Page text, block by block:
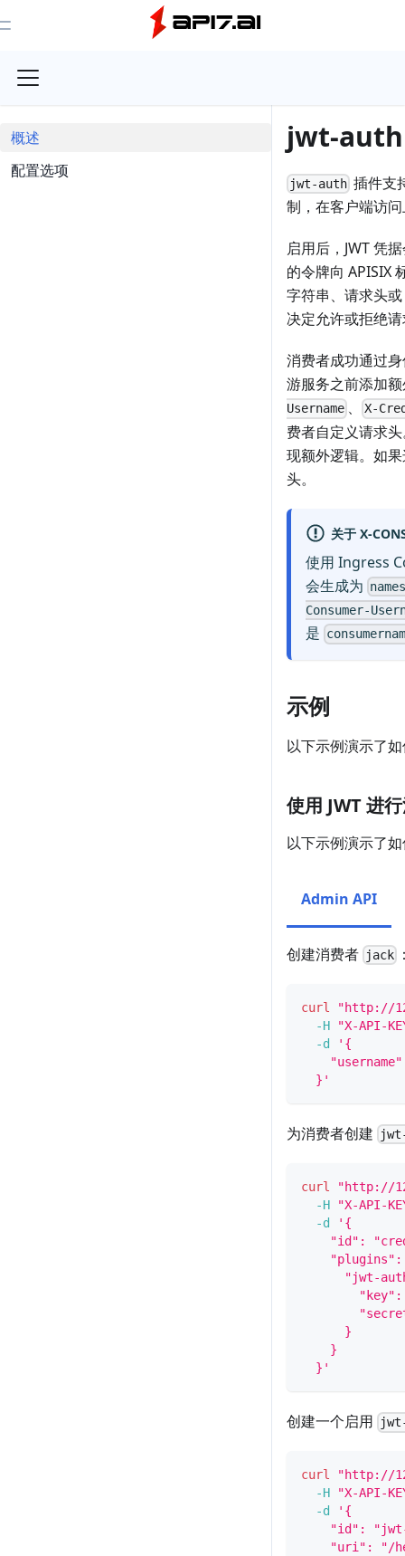
Toggle Menu
概述
配置选项
jwt-auth
jwt-auth 插件支
制，在客户端访
启用后，JWT 凭
的令牌向 APISIX
字符串、请求头
决定允许或拒绝
消费者成功通过
游服务之前添加
Username 、X-
费者自定义请求
现额外逻辑。如
头。
关于 X-
使用 Ingress
会生成为
Consumer-
是
示例
以下示例演示了
使用 JWT 进
以下示例演示了
Admin API
创建消费者 jack
curl
"http://
-H
"X-API-
-d
'{
  }'
为消费者创建
curl
"http://
-H
"X-API-
-d
'{
"id":
"plugins":
"jwt-
      }
    }
  }'
创建一个启用
curl
"http://
-H
"X-API-
-d
'{
"id":
"uri": "/